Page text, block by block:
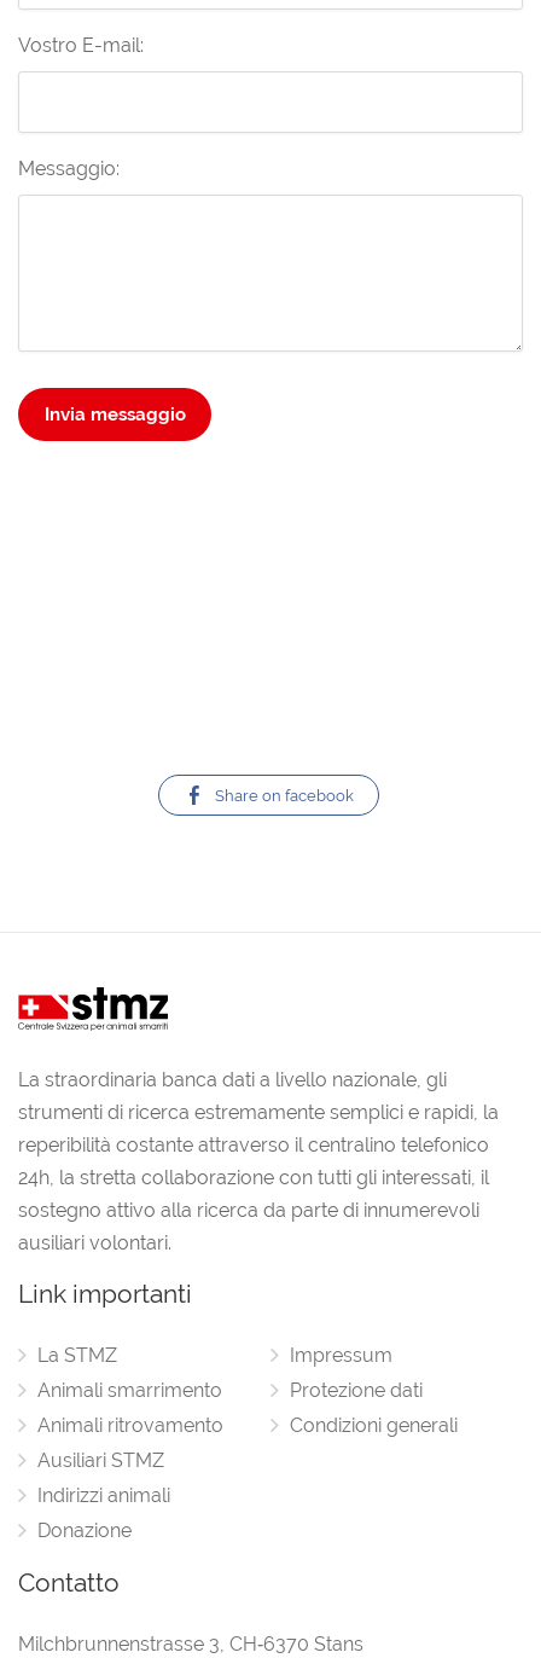
Vostro E-mail:
Messaggio:
Invia messaggio
Share on facebook
La straordinaria banca dati a livello nazionale, gli
strumenti di ricerca estremamente semplici e rapidi, la
reperibilità costante attraverso il centralino telefonico
24h, la stretta collaborazione con tutti gli interessati, il
sostegno attivo alla ricerca da parte di innumerevoli
ausiliari volontari.
Link importanti
La STMZ
Animali smarrimento
Animali ritrovamento
Ausiliari STMZ
Indirizzi animali
Donazione
Impressum
Protezione dati
Condizioni generali
Contatto
Milchbrunnenstrasse 3, CH‑6370 Stans